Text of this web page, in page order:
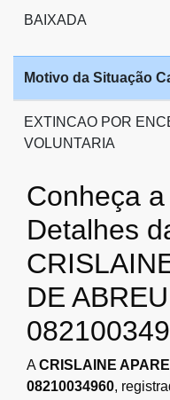
BAIXADA
Motivo da Situação
EXTINCAO POR
VOLUNTARIA
Conheça
Detalhes
DE
ACRISLAINE
08210034960,